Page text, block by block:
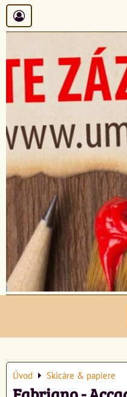
Úvod Skicáre & papiere